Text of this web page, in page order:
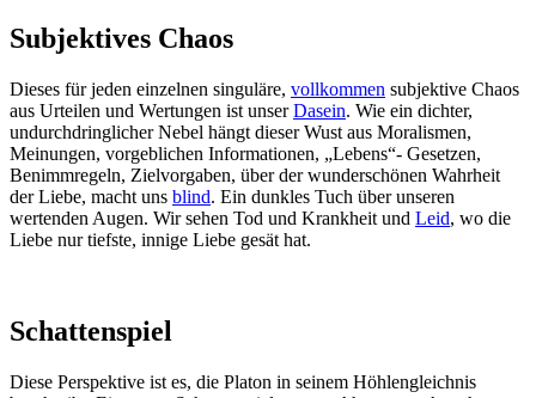
Subjektives Chaos
Dieses für jeden einzelnen singuläre, vollkommen subjektive Chaos
aus Urteilen und Wertungen ist unserDasein. Wie ein dichter,
undurchdringlicher Nebel hängt dieser Wust aus Moralismen,
Meinungen, vorgeblichen Informationen, „Lebens“- Gesetzen,
Benimmregeln, Zielvorgaben, über der wunderschönen Wahrheit
der Liebe, macht uns blind. Ein dunkles Tuch über unseren
wertenden Augen. Wir sehen Tod und Krankheit und Leid, wo die
Liebe nur tiefste, innige Liebe gesät hat.
Schattenspiel
Diese Perspektive ist es, die Platon in seinem Höhlengleichnis